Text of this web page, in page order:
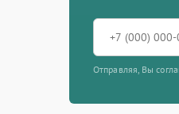
Отправляя, Вы